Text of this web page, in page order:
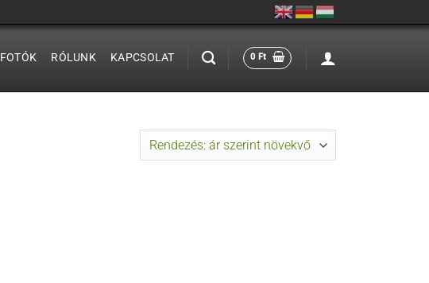
FOTÓK RÓLUNK KAPCSOLAT 0 Ft